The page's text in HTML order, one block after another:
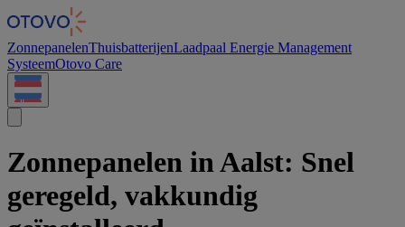
ZonnepanelenThuisbatterijenLaadpaal Energie Management
SysteemOtovo Care
Zonnepanelen in Aalst: Snel
geregeld, vakkundig
Cookies beheer paneel